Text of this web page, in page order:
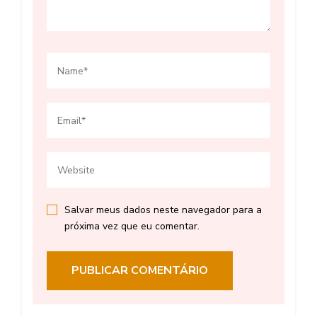
Salvar meus dados neste navegador para a
próxima vez que eu comentar.